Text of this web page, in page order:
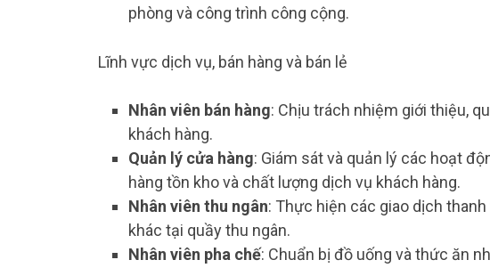
phòng và công trình công cộng.
Lĩnh vực dịch vụ, bán hàng và bán lẻ
Nhân viên bán hàng: Chịu trách nhiệm giới thiệu,
khách hàng.
Quản lý cửa hàng: Giám sát và quản lý các hoạt
hàng tồn kho và chất lượng dịch vụ khách hàng.
Nhân viên thu ngân: Thực hiện các giao dịch
khác tại quầy thu ngân.
Nhân viên pha chế: Chuẩn bị đồ uống và thức ăn